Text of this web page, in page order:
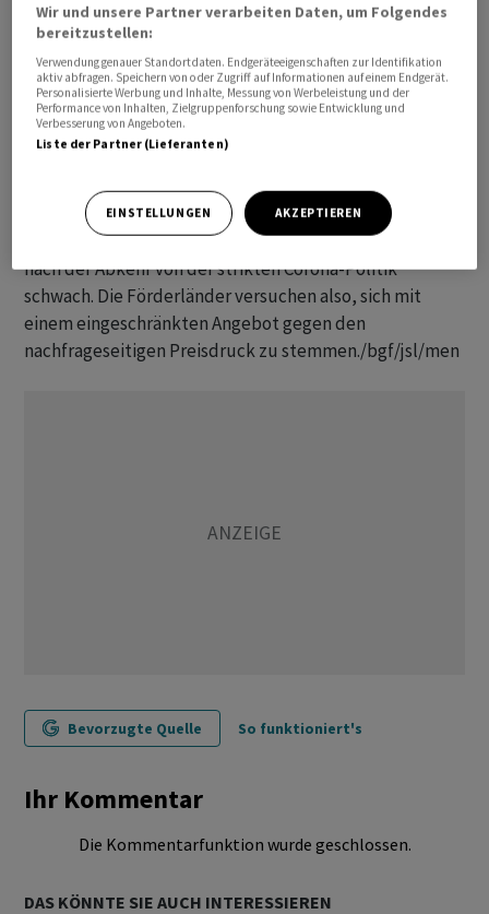
den grossen Ölverbund Opec+ an, dem mehr als zwanzig
Förderstaaten angehören.
Die Schritte passen zur allgemeinen Lage am Ölmarkt:
Dort lasten seit einiger Zeit Konjunktursorgen auf den
die Notenbanken ihre Zinsen zur Inflationsbekämpfung
kräftig angehoben, was auch die Energienachfrage
dämpft. In China verläuft die konjunkturelle Erholung
nach der Abkehr von der strikten Corona-Politik
schwach. Die Förderländer versuchen also, sich mit
einem eingeschränkten Angebot gegen den
nachfrageseitigen Preisdruck zu stemmen./bgf/jsl/men
Bevorzugte Quelle So funktioniert's
Ihr Kommentar
Die Kommentarfunktion wurde geschlossen.
DAS KÖNNTE SIE AUCH INTERESSIEREN
Wir und unsere Partner verarbeiten Daten, um Folgendes
bereitzustellen:
Verwendung genauer Standortdaten. Endgeräteeigenschaften zur Identifikation
aktiv abfragen. Speichern von oder Zugriff auf Informationen auf einem Endgerät.
Personalisierte Werbung und Inhalte, Messung von Werbeleistung und der
Performance von Inhalten, Zielgruppenforschung sowie Entwicklung und
Verbesserung von Angeboten.
Liste der Partner (Lieferanten)
EINSTELLUNGEN AKZEPTIEREN